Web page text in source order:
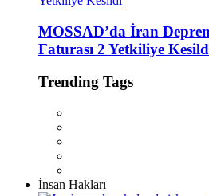
MOSSAD’da İran
Faturası 2 Yetkiliye
Trending Tags
İnsan Hakları